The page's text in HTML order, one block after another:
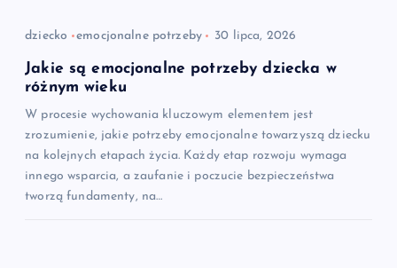
dziecko emocjonalne potrzeby 30 lipca, 2026
Jakie są emocjonalne potrzeby dziecka w
różnym wieku
W procesie wychowania kluczowym elementem jest
zrozumienie, jakie potrzeby emocjonalne towarzyszą dziecku
na kolejnych etapach życia. Każdy etap rozwoju wymaga
innego wsparcia, a zaufanie i poczucie bezpieczeństwa
tworzą fundamenty, na…